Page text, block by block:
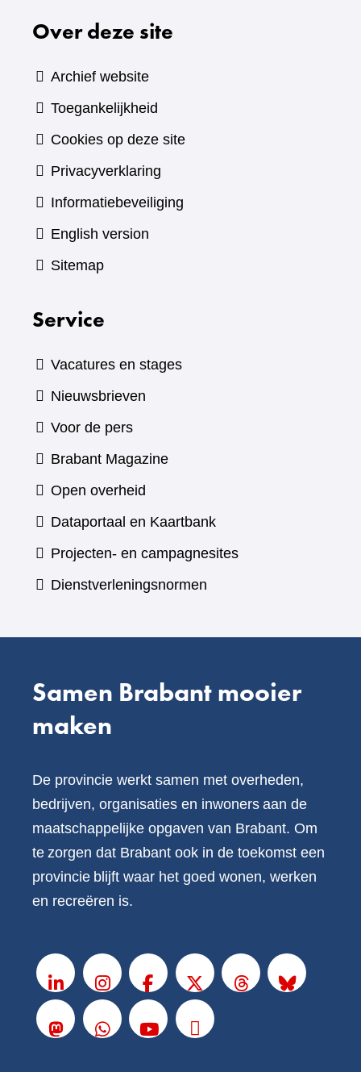
Over deze site
Archief website
Toegankelijkheid
Cookies op deze site
Privacyverklaring
Informatiebeveiliging
English version
Sitemap
Service
Vacatures en stages
Nieuwsbrieven
Voor de pers
Brabant Magazine(verwijst
andere
website)
Open overheid
Dataportaal en Kaartbank(verwijst
naar
Projecten- en campagnesites
Dienstverleningsnormen
Samen Brabant mooier
maken
De provincie werkt samen met overheden,
bedrijven, organisaties en inwoners aan de
maatschappelijke opgaven van Brabant. Om
te zorgen dat Brabant ook in de toekomst een
provincie blijft waar het goed wonen, werken
en recreëren is.
LinkedInInstagramFacebook
X